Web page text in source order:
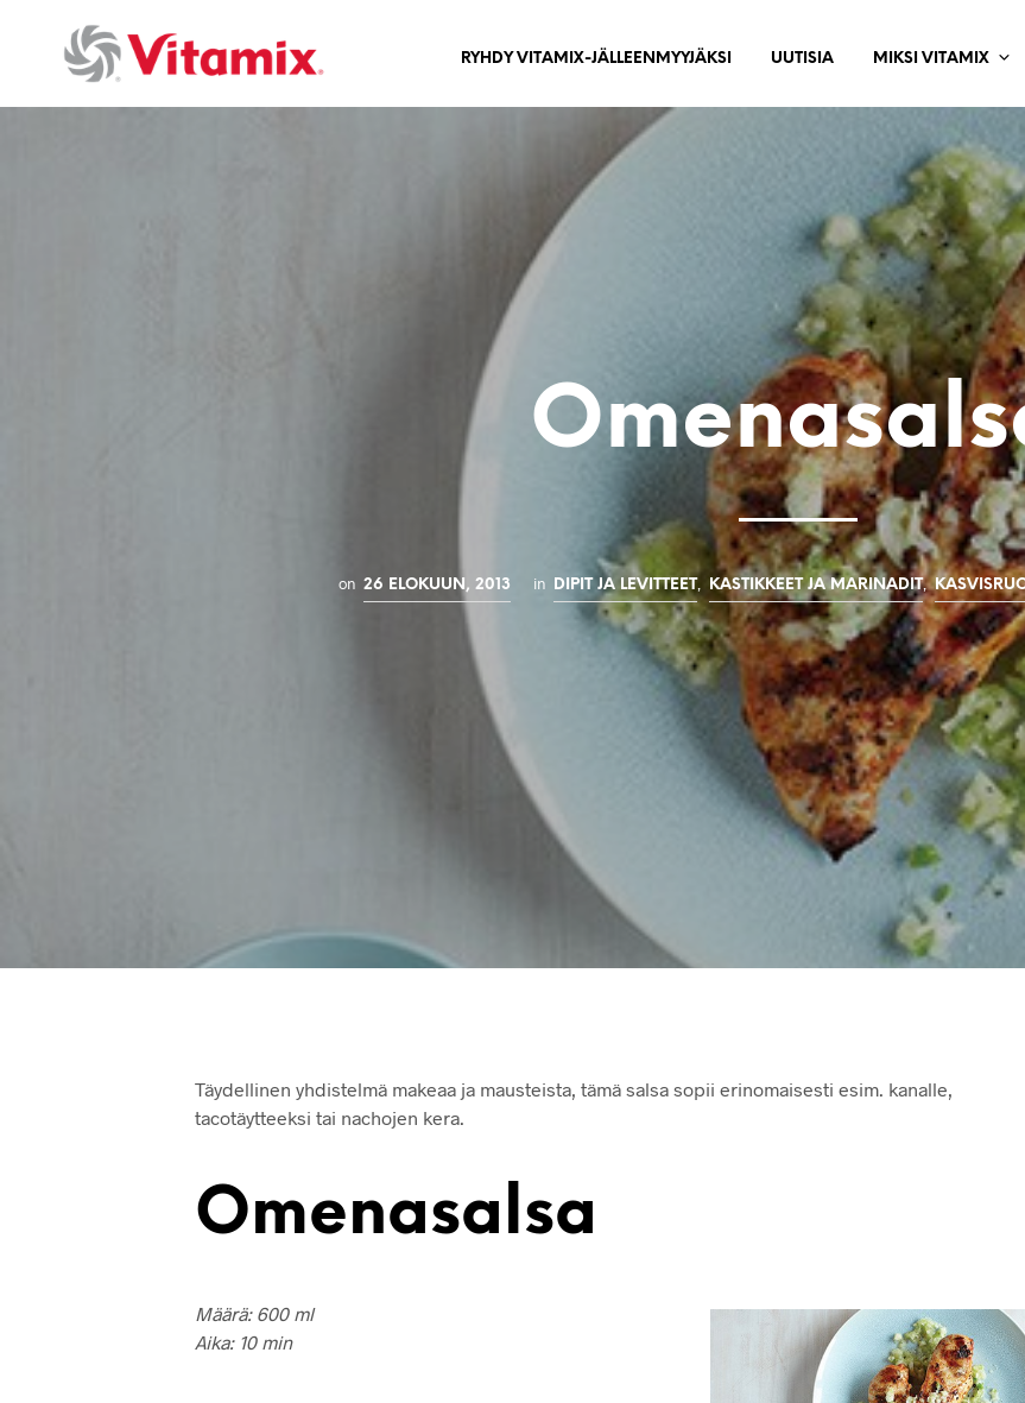
RYHDY VITAMIX-JÄLLEENMYYJÄKSI UUTISIA MIKSI VITAMIX
on 26 ELOKUUN, 2013 in DIPIT JA LEVITTEET, KASTIKKEET JA MARINADIT,
Täydellinen yhdistelmä makeaa ja mausteista, tämä salsa sopii erinomaisesti esim. kanalle,
tacotäytteeksi tai nachojen kera.
Omenasalsa
Määrä: 600 ml
Aika: 10 min